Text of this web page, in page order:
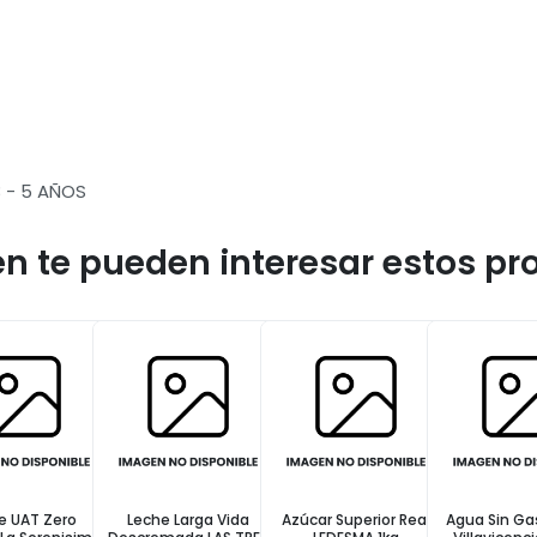
- 5 AÑOS
te pueden interesar estos
Larga Vida
Azúcar Superior Real
Agua Sin Gas Mineral
Leche